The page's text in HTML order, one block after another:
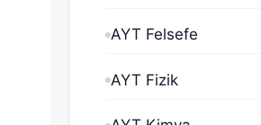
AYT Felsefe
AYT Fizik